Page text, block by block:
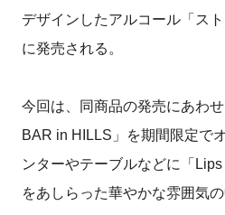
デザインしたアルコール「ス
に発売される。
今回は、同商品の発売にあわ
BAR in HILLS」を期間限定で
ンターやテーブルなどに「
をあしらった華やかな雰囲気